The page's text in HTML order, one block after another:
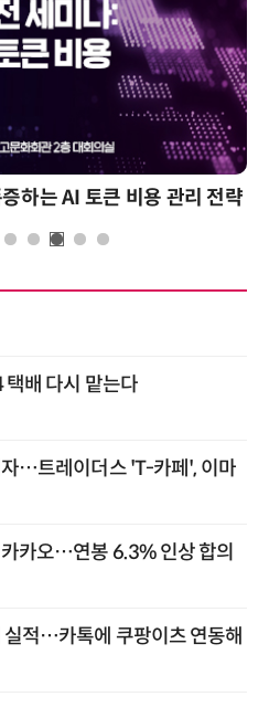
하는 AI 토큰 비용 관리 전략
배 다시 맡는다
…트레이더스 'T-카페', 이마
카오…연봉 6.3% 인상 합의
실적…카톡에 쿠팡이츠 연동해